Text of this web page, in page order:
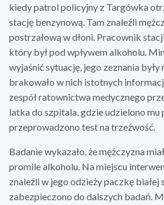
kiedy patrol policyjny z Targówka
stację benzynową. Tam znaleźli
postrzałową w dłoni. Pracownik
który był pod wpływem alkoholu.
wyjaśnić sytuację, jego zeznania były
brakowało w nich istotnych
zespół ratownictwa medycznego
latka do szpitala, gdzie udzielono mu
przeprowadzono test na trzeźwość.
Badanie wykazało, że mężczyzna
promile alkoholu. Na miejscu
znaleźli w jego odzieży paczkę białej
zabezpieczono do dalszych badań.